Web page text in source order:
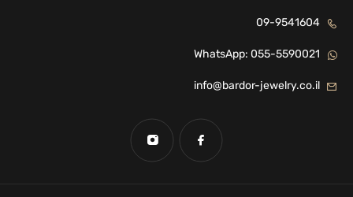
09-9541604
WhatsApp: 055-5590021
info@bardor-jewelry.co.il